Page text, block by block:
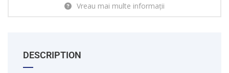
Vreau mai multe informații
DESCRIPTION